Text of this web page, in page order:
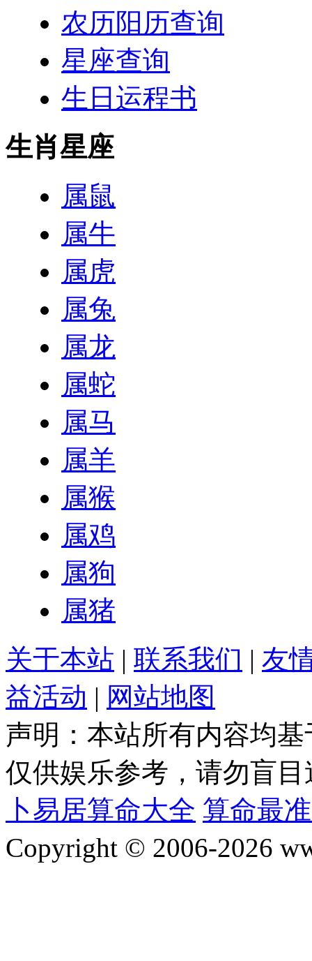
农历阳历查询
星座查询
生日运程书
生肖星座
属鼠
属牛
属虎
属兔
属龙
属蛇
属马
属羊
属猴
属鸡
属狗
属猪
关于本站 | 联系我们 | 友
益活动 | 网站地图
声明：本站所有内容均
仅供娱乐参考，请勿盲目
卜易居算命大全 算命最
Copyright © 2006-2026